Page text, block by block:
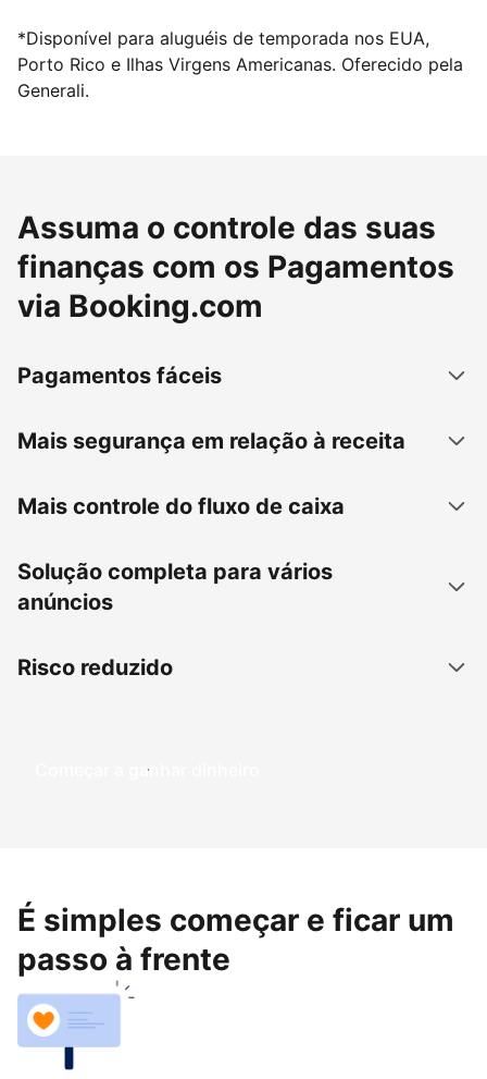
*Disponível para aluguéis de temporada nos EUA,
Porto Rico e Ilhas Virgens Americanas. Oferecido pela
Generali.
Assuma o controle das suas
finanças com os Pagamentos
via Booking.com
Pagamentos fáceis
Mais segurança em relação à receita
Mais controle do fluxo de caixa
Solução completa para vários
anúncios
Risco reduzido
Começar a ganhar dinheiro
É simples começar e ficar um
passo à frente